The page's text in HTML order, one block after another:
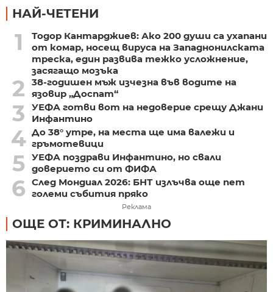
НАЙ-ЧЕТЕНИ
1
Тодор Кантарджиев: Ако 200 души са ухапани
от комар, носещ вируса на Западнонилската
треска, един развива тежко усложнение,
засягащо мозъка
2
38-годишен мъж изчезна във водите на
язовир „Доспат“
3
УЕФА готви вот на недоверие срещу Джани
Инфантино
4 До 38° утре, на места ще има валежи и
гръмотевици
5 УЕФА поздрави Инфантино, но свали
доверието си от ФИФА
6 След Мондиал 2026: БНТ излъчва още пет
големи събития пряко
Реклама
ОЩЕ ОТ: КРИМИНАЛНО